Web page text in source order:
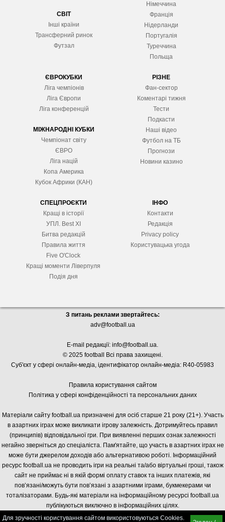
СВІТ
Інші країни
Трансферний ринок
Футзал
Німеччина
Франція
Нідерланди
Португалія
Туреччина
Польща
ЄВРОКУБКИ
Ліга чемпіонів
Ліга Європи
Ліга конференцій
МІЖНАРОДНІ КУБКИ
Чемпіонат світу
ЄВРО
Ліга націй
Копа Америка
Кубок Африки (КАН)
РІЗНЕ
Фан-сектор
Коментарі тижня
Тести
Подкасти
Наші відео
Футбол на ТБ
Прогнози
Новини казино
СПЕЦПРОЄКТИ
Кращі в історії
УПЛ. Best XІ
Битва редакцій
Правила життя
Five O'Clock
Кращі моменти Ліверпуля
Подія дня
ІНФО
Контакти
Редакція
Privacy policy
Користувацька угода
З питань реклами звертайтесь:
adv@football.ua
E-mail редакції: info@football.ua.
© 2025 football Всі права захищені.
Суб'єкт у сфері онлайн-медіа, ідентифікатор онлайн-медіа: R40-05983
Правила користування сайтом
Політика у сфері конфіденційності та персональних даних
Матеріали сайту football.ua призначені для осіб старше 21 року (21+). Участь
в азартних іграх може викликати ігрову залежність. Дотримуйтесь правил
(принципів) відповідальної гри. При виявленні перших ознак залежності
негайно зверніться до спеціаліста. Пам'ятайте, що участь в азартних іграх не
може бути джерелом доходів або альтернативою роботі. Інформаційний
ресурс football.ua не проводить ігри на реальні та/або віртуальні гроші, також
сайт не приймає ні в якій формі оплату ставок та інших платежів, які
пов’язані/можуть бути пов’язані з азартними іграми, букмекерами чи
тоталізаторами. Будь-які матеріали на інформаційному ресурсі football.ua
публікуються виключно в інформаційних цілях.
Для зручності користування сайтом використовуються Cookies.